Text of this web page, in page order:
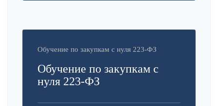
Обучение по закупкам с нуля 223-ФЗ
Обучение по закупкам с
нуля 223-ФЗ